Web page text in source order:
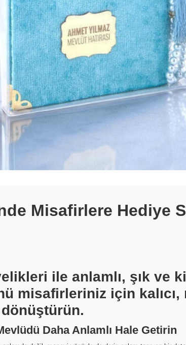
Misafirlere Hediye
ile anlamlı, şık ve
misafirleriniz için kalıcı,
Daha Anlamlı Hale Getirin